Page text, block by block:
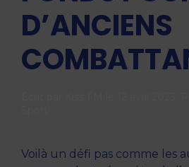
D’ANCIENS
Voilà un défi pas comme les